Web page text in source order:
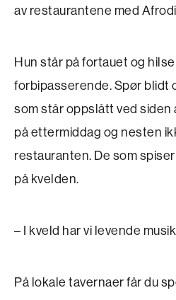
av restaurantene med
Hun står på fortauet og
forbipasserende. Spør blidt
som står oppslått ved siden
på etter­middag og nesten
restauranten. De som
på kvelden.
– I kveld har vi levende
På lokale tavernaer får du